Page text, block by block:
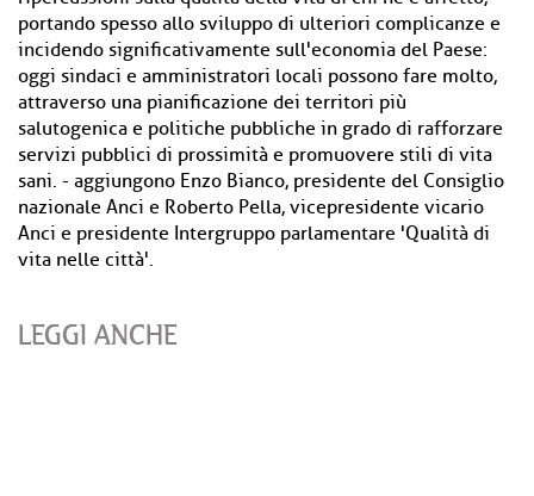
portando spesso allo sviluppo di ulteriori complicanze e
incidendo significativamente sull'economia del Paese:
oggi sindaci e amministratori locali possono fare molto,
attraverso una pianificazione dei territori più
salutogenica e politiche pubbliche in grado di rafforzare
servizi pubblici di prossimità e promuovere stili di vita
sani. - aggiungono Enzo Bianco, presidente del Consiglio
nazionale Anci e Roberto Pella, vicepresidente vicario
Anci e presidente Intergruppo parlamentare 'Qualità di
vita nelle città'.
LEGGI ANCHE